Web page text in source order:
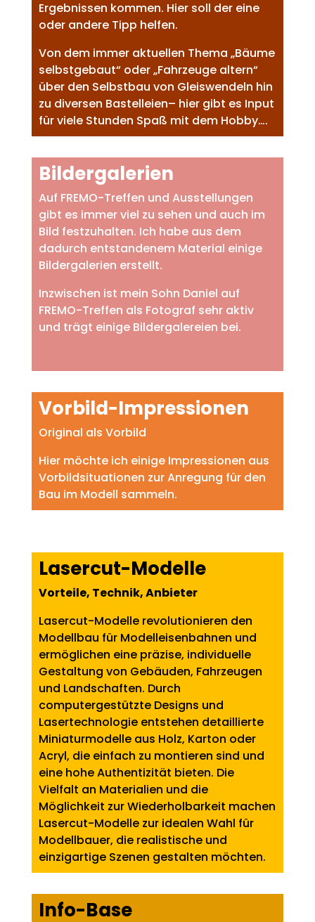
Ergebnissen kommen. Hier soll der eine
oder andere Tipp helfen.
Von dem immer aktuellen Thema „Bäume
selbstgebaut“ oder „Fahrzeuge altern“
über den Selbstbau von Gleiswendeln hin
zu diversen Bastelleien– hier gibt es Input
für viele Stunden Spaß mit dem Hobby….
Bildergalerien
Auf FREMO-Treffen und Ausstellungen
gibt es immer viel zu sehen und auch im
Bild festzuhalten. Ich habe aus dem
dadurch entstandenem Material einige
Bildergalerien erstellt.
Inzwischen ist mein Sohn Daniel auf
FREMO-Treffen als Fotograf sehr aktiv
und trägt einige Bildergalereien bei.
Vorbild-Impressionen
Original als Vorbild
Hier möchte ich einige Impressionen aus
Vorbildsituationen zur Anregung für den
Bau im Modell sammeln.
Lasercut-Modelle
Vorteile, Technik, Anbieter
Lasercut-Modelle revolutionieren den
Modellbau für Modelleisenbahnen und
ermöglichen eine präzise, individuelle
Gestaltung von Gebäuden, Fahrzeugen
und Landschaften. Durch
computergestützte Designs und
Lasertechnologie entstehen detaillierte
Miniaturmodelle aus Holz, Karton oder
Acryl, die einfach zu montieren sind und
eine hohe Authentizität bieten. Die
Vielfalt an Materialien und die
Möglichkeit zur Wiederholbarkeit machen
Lasercut-Modelle zur idealen Wahl für
Modellbauer, die realistische und
einzigartige Szenen gestalten möchten.
Info-Base